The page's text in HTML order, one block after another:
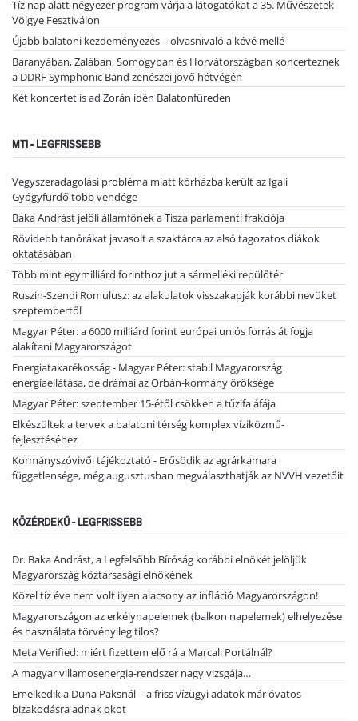
Tíz nap alatt négyezer program várja a látogatókat a 35. Művészetek
Völgye Fesztiválon
Újabb balatoni kezdeményezés – olvasnivaló a kévé mellé
Baranyában, Zalában, Somogyban és Horvátországban koncerteznek
a DDRF Symphonic Band zenészei jövő hétvégén
Két koncertet is ad Zorán idén Balatonfüreden
MTI - LEGFRISSEBB
Vegyszeradagolási probléma miatt kórházba került az Igali
Gyógyfürdő több vendége
Baka Andrást jelöli államfőnek a Tisza parlamenti frakciója
Rövidebb tanórákat javasolt a szaktárca az alsó tagozatos diákok
oktatásában
Több mint egymilliárd forinthoz jut a sármelléki repülőtér
Ruszin-Szendi Romulusz: az alakulatok visszakapják korábbi nevüket
szeptembertől
Magyar Péter: a 6000 milliárd forint európai uniós forrás át fogja
alakítani Magyarországot
Energiatakarékosság - Magyar Péter: stabil Magyarország
energiaellátása, de drámai az Orbán-kormány öröksége
Magyar Péter: szeptember 15-étől csökken a tűzifa áfája
Elkészültek a tervek a balatoni térség komplex víziközmű-
fejlesztéséhez
Kormányszóvivői tájékoztató - Erősödik az agrárkamara
függetlensége, még augusztusban megválaszthatják az NVVH vezetőit
KÖZÉRDEKŰ - LEGFRISSEBB
Dr. Baka Andrást, a Legfelsőbb Bíróság korábbi elnökét jelöljük
Magyarország köztársasági elnökének
Közel tíz éve nem volt ilyen alacsony az infláció Magyarországon!
Magyarországon az erkélynapelemek (balkon napelemek) elhelyezése
és használata törvényileg tilos?
Meta Verified: miért fizettem elő rá a Marcali Portálnál?
A magyar villamosenergia-rendszer nagy vizsgája…
Emelkedik a Duna Paksnál – a friss vízügyi adatok már óvatos
bizakodásra adnak okot